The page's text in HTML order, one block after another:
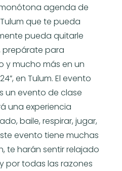
agenda de
que te pueda
pueda quitarle
prepárate para
y mucho más en un
en Tulum. El evento
un evento de clase
una experiencia
baile, respirar, jugar,
evento tiene muchas
te harán sentir relajado
por todas las razones